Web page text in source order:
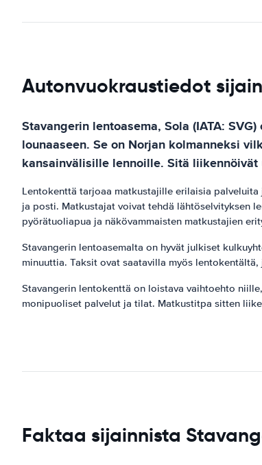
Autonvuokraustiedot
Stavangerin lentoasema, Sola (IATA:
lounaaseen. Se on Norjan kolmanneksi
kansainvälisille lennoille. Sitä
Lentokenttä tarjoaa matkustajille erilaisia
ja posti. Matkustajat voivat tehdä lähtöselvityksen
pyörätuoliapua ja näkövammaisten matkustajien
Stavangerin lentoasemalta on hyvät julkiset
minuuttia. Taksit ovat saatavilla myös
Stavangerin lentokenttä on loistava vaihtoehto
monipuoliset palvelut ja tilat. Matkustitpa sitten
Faktaa sijainnista